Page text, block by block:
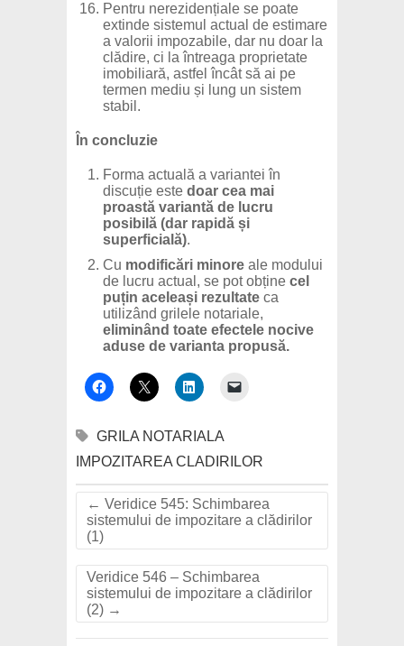
Pentru nerezidențiale se poate
extinde sistemul actual de estimare
a valorii impozabile, dar nu doar la
clădire, ci la întreaga proprietate
imobiliară, astfel încât să ai pe
termen mediu și lung un sistem
stabil.
În concluzie
Forma actuală a variantei în
discuție este doar cea mai
proastă variantă de lucru
posibilă (dar rapidă și
superficială).
Cu modificări minore ale modului
de lucru actual, se pot obține cel
puțin aceleași rezultate ca
utilizând grilele notariale,
eliminând toate efectele nocive
aduse de varianta propusă.
GRILA NOTARIALA
IMPOZITAREA CLADIRILOR
← Veridice 545: Schimbarea
sistemului de impozitare a clădirilor
(1)
Veridice 546 – Schimbarea
sistemului de impozitare a clădirilor
(2) →